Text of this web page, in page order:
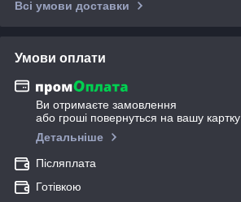
Всі умови доставки
Умови оплати
Ви отримаєте замовлення
або гроші повернуться на вашу картку
Детальніше
Післяплата
Готівкою